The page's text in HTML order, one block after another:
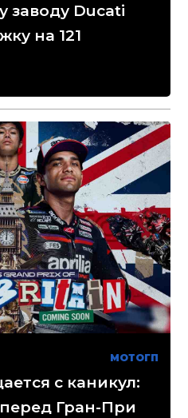
заводу Ducati
на 121
МОТОГП
с каникул:
Гран-При